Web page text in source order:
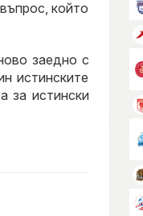
който
заедно с
истинските
за истински